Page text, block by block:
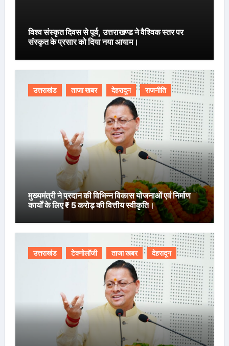
विश्व संस्कृत दिवस से पूर्व, उत्तराखण्ड ने वैश्विक स्तर पर
संस्कृत के प्रसार को दिया नया आयाम।
उत्तराखंड ताजा खबर देहरादून राजनीति
मुख्यमंत्री ने प्रदान की विभिन्न विकास योजनाओं एवं निर्माण
कार्यों के लिए ₹ 5 करोड़ की वित्तीय स्वीकृति।
उत्तराखंड टेक्नोलॉजी ताजा खबर देहरादून